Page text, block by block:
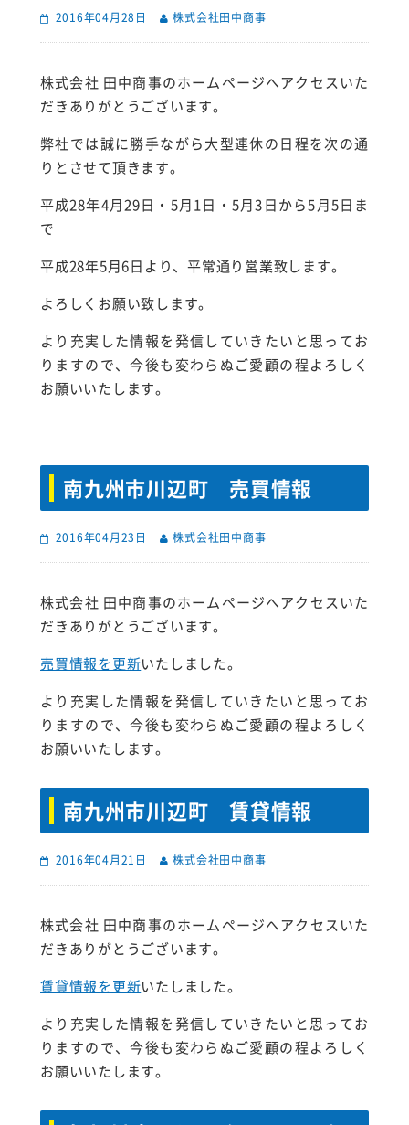
2016年04月28日 株式会社田中商事
株式会社 田中商事のホームページへアクセスいた
だきありがとうございます。
弊社では誠に勝手ながら大型連休の日程を次の通
りとさせて頂きます。
平成28年4月29日・5月1日・5月3日から5月5日ま
で
平成28年5月6日より、平常通り営業致します。
よろしくお願い致します。
より充実した情報を発信していきたいと思ってお
りますので、今後も変わらぬご愛顧の程よろしく
お願いいたします。
南九州市川辺町 売買情報
2016年04月23日 株式会社田中商事
株式会社 田中商事のホームページへアクセスいた
だきありがとうございます。
売買情報を更新いたしました。
より充実した情報を発信していきたいと思ってお
りますので、今後も変わらぬご愛顧の程よろしく
お願いいたします。
南九州市川辺町 賃貸情報
2016年04月21日 株式会社田中商事
株式会社 田中商事のホームページへアクセスいた
だきありがとうございます。
賃貸情報を更新いたしました。
より充実した情報を発信していきたいと思ってお
りますので、今後も変わらぬご愛顧の程よろしく
お願いいたします。